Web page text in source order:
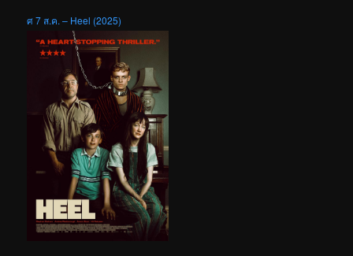
ศ 7 ส.ค. – Heel (2025)